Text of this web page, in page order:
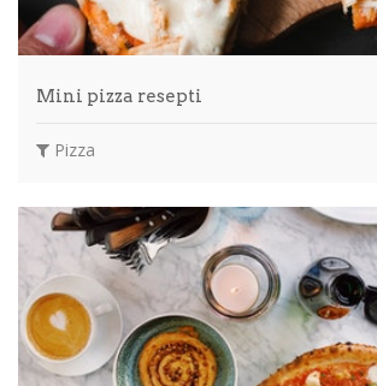
Mini pizza resepti
Pizza